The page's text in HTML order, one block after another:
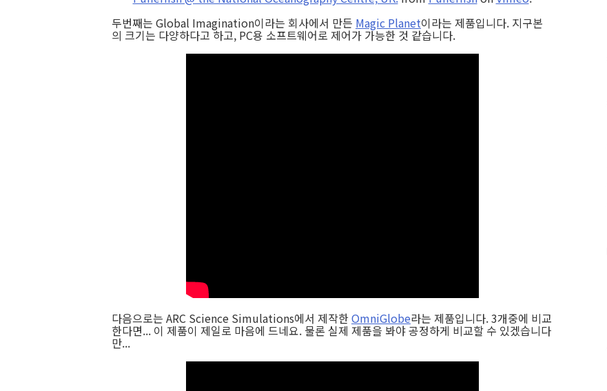
두번째는 Global Imagination이라는 회사에서 만든 Magic Planet이라는 제품입니다. 지구본
의 크기는 다양하다고 하고, PC용 소프트웨어로 제어가 가능한 것 같습니다.
다음으로는 ARC Science Simulations에서 제작한OmniGlobe라는 제품입니다. 3개중에 비교
한다면... 이 제품이 제일로 마음에 드네요. 물론 실제 제품을 봐야 공정하게 비교할 수 있겠습니다
만...